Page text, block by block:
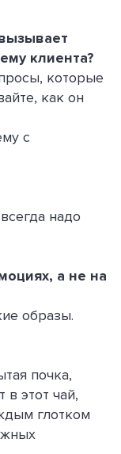
клиента?
которые
как он
с
надо
а не на
образы.
почка,
в этот чай,
глотком